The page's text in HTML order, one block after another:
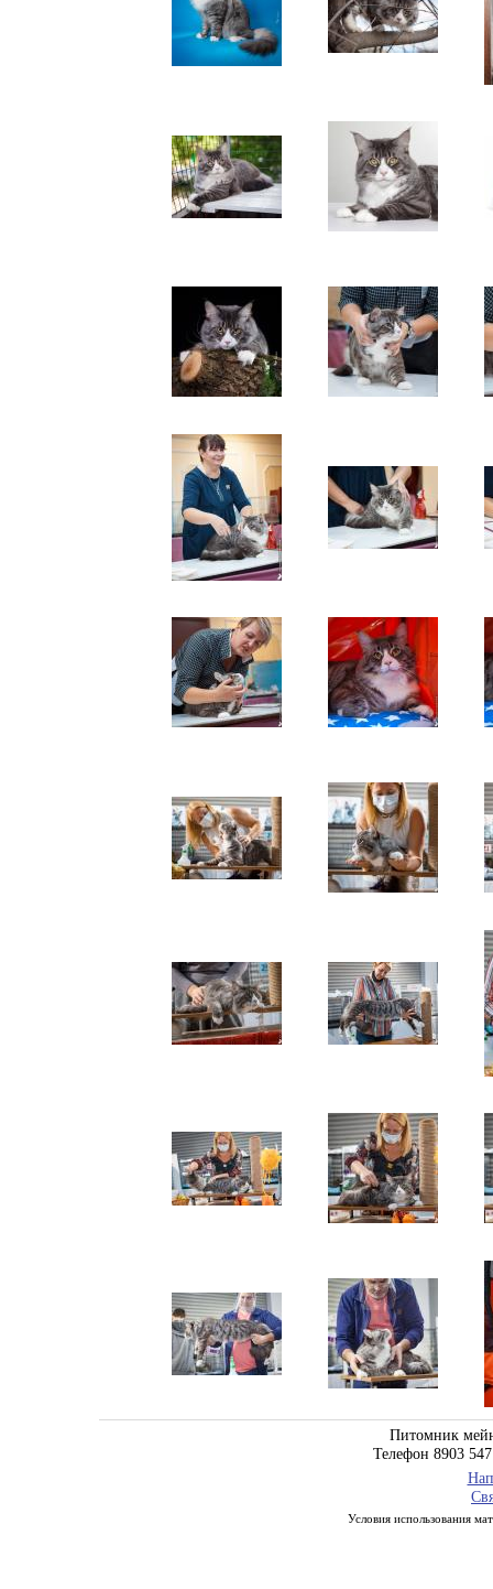
Питомник
Телефон 8903
Условия использования